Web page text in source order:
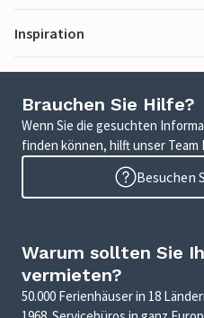
Inspiration
Brauchen Sie Hilfe?
Wenn Sie die gesuchten
finden können, hilft unser
Besuchen
Warum sollten Sie
vermieten?
50.000 Ferienhäuser in 18